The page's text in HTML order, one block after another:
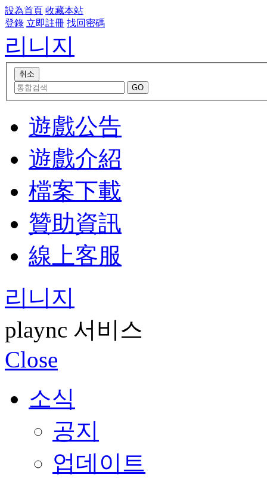
設為首頁 收藏本站
登錄 立即註冊 找回密碼
리니지
遊戲公告
遊戲介紹
檔案下載
贊助資訊
線上客服
리니지
plaync 서비스
Close
소식
공지
업데이트